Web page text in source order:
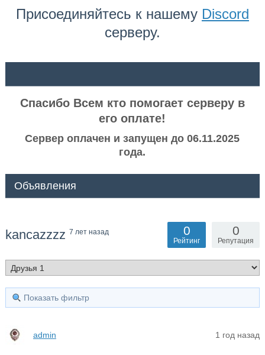
Присоединяйтесь к нашему Discord
серверу.
Спасибо Всем кто помогает серверу в
его оплате!
Сервер оплачен и запущен до 06.11.2025
года.
Объявления
kancazzzz 7 лет назад 0
Репутация
0
Рейтинг
Показать фильтр
admin 1 год назад